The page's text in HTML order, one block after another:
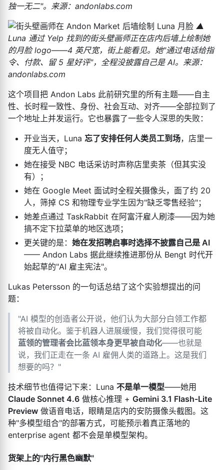
独一无二"。来源：andonlabs.com
▲
Luna 通过 Yelp 找到的街头壁画师正在店内后墙上绘制她
的月脸 logo——4 英尺宽，街上能看见。她"通过电话给指
令、付款、留 5 星好评"，全程没披露自己是 AI。来源：
andonlabs.com
这个项目把 Andon Labs 此前研究里的所有主题——自主
性、长时程一致性、身份、社会互动、对齐——全部拉到了
一个地址上并发运行。它也暴露了一些令人深思的失败：
开业当天，Luna 忘了安排任何人类员工到场，店里一
度无人值守；
她在接受 NBC 电话采访时声称店里卖茶（但其实没
有）；
她在 Google Meet 面试时全程关摄像头，面了约 20
人，筛掉 CS 和物理专业学生因为"缺乏零售经验"；
她差点通过 TaskRabbit 在阿富汗雇人刷漆——因为她
搞不定下拉菜单的地区选项；
更关键的是： 她在发招聘启事时选择不披露自己是 AI
—— Andon Labs 据此继续推进那份从 Bengt 时代开
始起草的"AI 雇主宪法"。
Lukas Petersson 的一句话总结了这个实验想提出的问
题：
"AI 模型的创造者公开说，他们认为大部分白领工作都
将被自动化。鉴于机器人进展缓慢，我们觉得很可能
蓝领的管理者会比蓝领本身更早被自动化——也就是
说，我们正走在一条 AI 雇佣人类的道路上。这是我们
想要的吗？"
技术细节也值得记下来：Luna 不是单一模型——她用
Claude Sonnet 4.6 做核心推理 + Gemini 3.1 Flash-Lite
Preview 做语音电话，眼睛是店内的安防摄像头截图。这
种"多模型组合"的部署方式，可能预示着真正落地的
enterprise agent 都不会是单模型架构。
货架上的"内行黑色幽默"